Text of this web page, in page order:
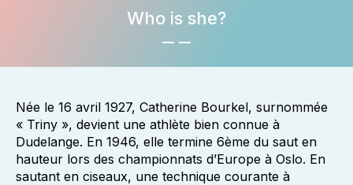
Who is she?
Née le 16 avril 1927, Catherine Bourkel, surnommée
« Triny », devient une athlète bien connue à
Dudelange. En 1946, elle termine 6ème du saut en
hauteur lors des championnats d’Europe à Oslo. En
sautant en ciseaux, une technique courante à